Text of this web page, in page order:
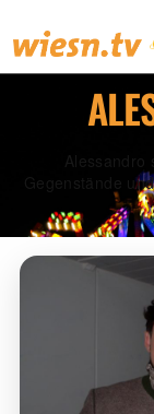
Gegenstände